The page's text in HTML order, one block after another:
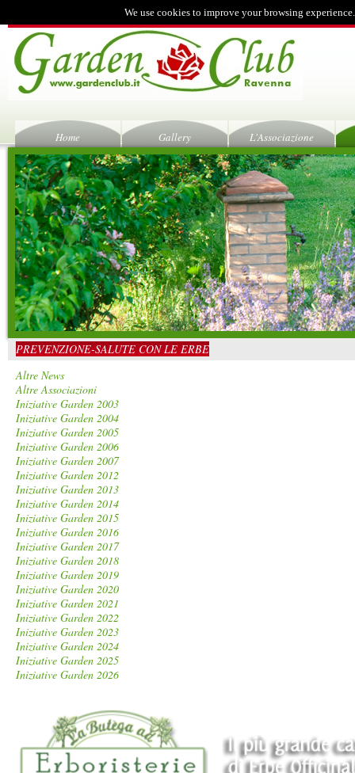
We use cookies to improve your browsing
Home Gallery L'Associazione
PREVENZIONE-SALUTE CON LE ERBE
Altre News
Altre Associazioni
Iniziative Garden 2003
Iniziative Garden 2004
Iniziative Garden 2005
Iniziative Garden 2006
Iniziative Garden 2007
Iniziative Garden 2012
Iniziative Garden 2013
Iniziative Garden 2014
Iniziative Garden 2015
Iniziative Garden 2016
Iniziative Garden 2017
Iniziative Garden 2018
Iniziative Garden 2019
Iniziative Garden 2020
Iniziative Garden 2021
Iniziative Garden 2022
Iniziative Garden 2023
Iniziative Garden 2024
Iniziative Garden 2025
Iniziative Garden 2026